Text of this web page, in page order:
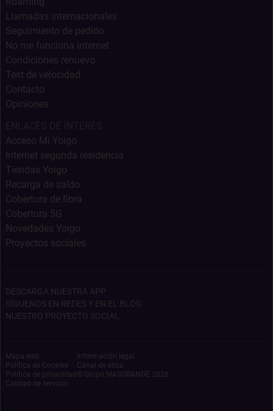
Llamadas internacionales
Seguimiento de pedido
No me funciona internet
Condiciones renuevo
Test de velocidad
Contacto
Opiniones
Acceso Mi Yoigo
Internet segunda residencia
Tiendas Yoigo
Recarga de saldo
Cobertura de fibra
Cobertura 5G
Novedades Yoigo
Proyectos sociales
DESCARGA NUESTRA APP
SÍGUENOS EN REDES Y EN EL BLOG
NUESTRO PROYECTO SOCIAL
Mapa web
Política de Cookies
Política de privacidad
Calidad de servicio
Información legal
Canal de ética
© Grupo MASORANGE 2026